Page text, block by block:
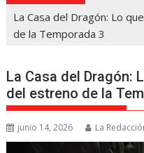
La Casa del Dragón: Lo
de la Temporada 3
La Casa del Dragón:
del estreno de la
junio 14, 2026 La